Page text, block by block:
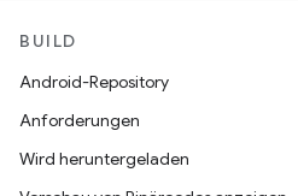
BUILD
Android-Repository
Anforderungen
Wird heruntergeladen